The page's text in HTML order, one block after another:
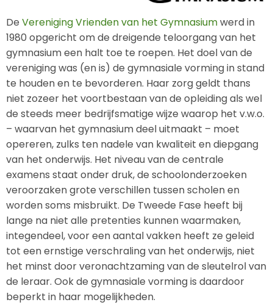
De Vereniging Vrienden van het Gymnasiumwerd in
1980 opgericht om de dreigende teloorgang van het
gymnasium een halt toe te roepen. Het doel van de
vereniging was (en is) de gymnasiale vorming in stand
te houden en te bevorderen. Haar zorg geldt thans
niet zozeer het voortbestaan van de opleiding als wel
de steeds meer bedrijfsmatige wijze waarop het v.w.o.
– waarvan het gymnasium deel uitmaakt – moet
opereren, zulks ten nadele van kwaliteit en diepgang
van het onderwijs. Het niveau van de centrale
examens staat onder druk, de schoolonderzoeken
veroorzaken grote verschillen tussen scholen en
worden soms misbruikt. De Tweede Fase heeft bij
lange na niet alle pretenties kunnen waarmaken,
integendeel, voor een aantal vakken heeft ze geleid
tot een ernstige verschraling van het onderwijs, niet
het minst door veronachtzaming van de sleutelrol van
de leraar. Ook de gymnasiale vorming is daardoor
beperkt in haar mogelijkheden.